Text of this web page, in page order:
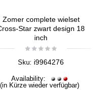
Zomer complete wielset
Star zwart design 18
inch
Sku: i9964276
Availability:
(in Kürze wieder verfügbar)